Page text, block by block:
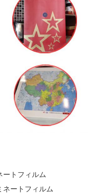
ートフィルム
ートフィルム